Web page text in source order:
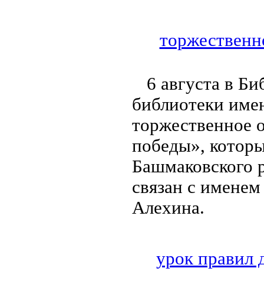
6 августа в
библиотеки
торжественное
победы»,
Башмаковского
связан с
Алехина.
урок правил